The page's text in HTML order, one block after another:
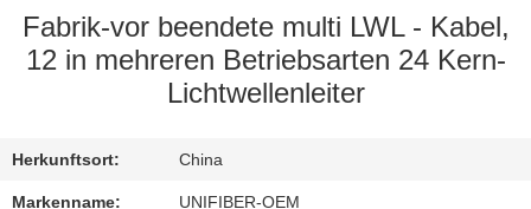
QUALITÄTSKONTROLLE
SIE
Fabrik-vor beendete multi LWL - Kabel,
12 in mehreren Betriebsarten 24 Kern-
Lichtwellenleiter
Herkunftsort: China
Markenname: UNIFIBER-OEM